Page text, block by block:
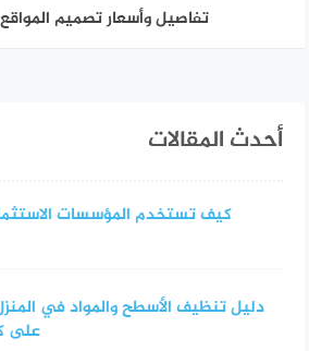
تفاصيل وأسعار تصميم المواقع
أحدث المقالات
كيف تستخدم المؤسسات
دليل تنظيف الأسطح والمواد في
على